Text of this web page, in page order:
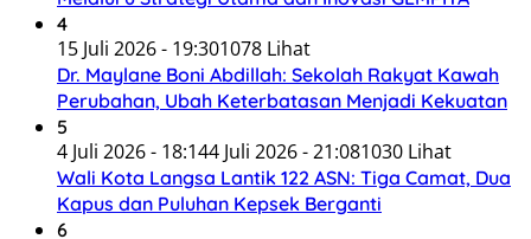
4
15 Juli 2026 - 19:301078 Lihat
Dr. Maylane Boni Abdillah: Sekolah Rakyat Kawah
Perubahan, Ubah Keterbatasan Menjadi Kekuatan
5
4 Juli 2026 - 18:144 Juli 2026 - 21:081030 Lihat
Wali Kota Langsa Lantik 122 ASN: Tiga Camat, Dua
Kapus dan Puluhan Kepsek Berganti
6